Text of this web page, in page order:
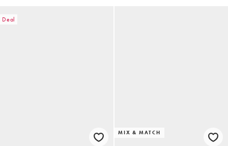
Deal
MIX & MATCH